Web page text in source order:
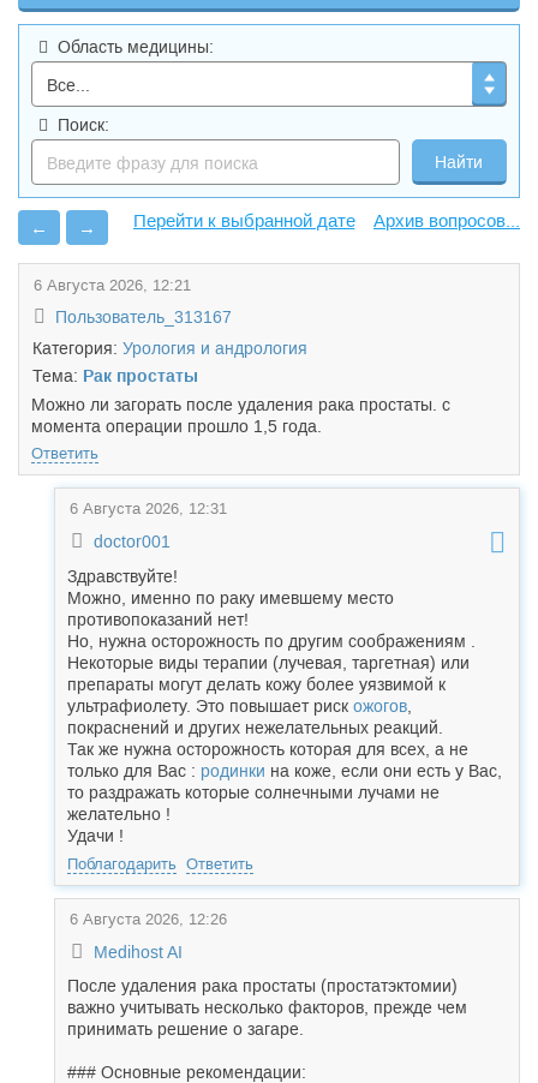
Область медицины:
Поиск:
← → Архив вопросов...
6 Августа 2026, 12:21
Пользователь_313167
Категория: Урология и андрология
Тема: Рак простаты
Можно ли загорать после удаления рака простаты. с
момента операции прошло 1,5 года.
Ответить
6 Августа 2026, 12:31
doctor001
Здравствуйте!
Можно, именно по раку имевшему место
противопоказаний нет!
Но, нужна осторожность по другим соображениям .
Некоторые виды терапии (лучевая, таргетная) или
препараты могут делать кожу более уязвимой к
ультрафиолету. Это повышает риск ожогов
покраснений и других нежелательных реакций.
Так же нужна осторожность которая для всех, а не
только для Вас : родинки на коже, если они есть у Вас,
то раздражать которые солнечными лучами не
желательно !
Удачи !
Поблагодарить Ответить
6 Августа 2026, 12:26
Medihost AI
После удаления рака простаты (простатэктомии)
важно учитывать несколько факторов, прежде чем
принимать решение о загаре.
### Основные рекомендации: